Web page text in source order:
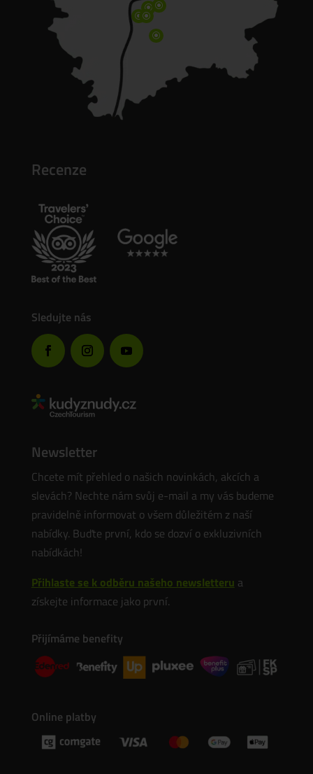
\ \
\\
\
Recenze
Sledujte nás
Newsletter
Chcete mít přehled o našich novinkách, akcích a
slevách? Nechte nám svůj e-mail a my vás budeme
pravidelně informovat o všem důležitém z naší
nabídky. Buďte první, kdo se dozví o exkluzivních
nabídkách!
Přihlaste se k odběru našeho newsletteru a
získejte informace jako první.
Přijímáme benefity
Online platby